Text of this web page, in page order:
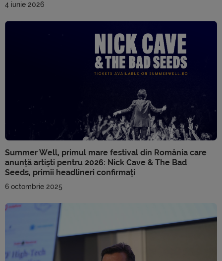
4 iunie 2026
Summer Well, primul mare festival din România care
anunță artiști pentru 2026: Nick Cave & The Bad
Seeds, primii headlineri confirmați
6 octombrie 2025